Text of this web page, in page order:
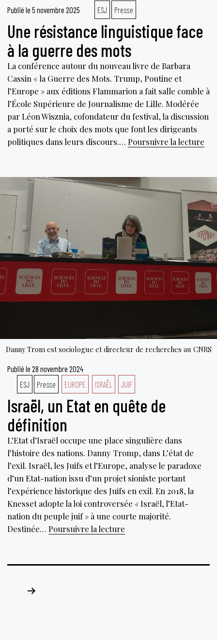
Publié le 5 novembre 2025 ESJ Presse
Une résistance linguistique face
à la guerre des mots
La conférence autour du nouveau livre de Barbara
Cassin « la Guerre des Mots. Trump, Poutine et
l’Europe » aux éditions Flammarion a fait salle comble à
l’École Supérieure de Journalisme de Lille. Modérée
par Léon Wisznia, cofondateur du festival, la discussion
a porté sur le choix des mots que font les dirigeants
politiques dans leurs discours.… Poursuivre la lecture
à
la
des
Danny Trom est sociologue et directeur de recherches au CNRS
Publié le 28 novembre 2024
ESJ
Presse EUROPE ISRAËL JUIF
Israël, un Etat en quête de
définition
L’Etat d’Israël occupe une place singulière dans
l’histoire des nations. Danny Tromp, dans L’état de
l’exil. Israël, les Juifs et l’Europe, analyse le paradoxe
d’un Etat-nation issu d’un projet sioniste portant
l’expérience historique des Juifs en exil. En 2018, la
Knesset adopte la loi controversée « Israël, l’Etat-
nation du peuple juif » à une courte majorité.
Destinée… Poursuivre la lecture
en
Pagination